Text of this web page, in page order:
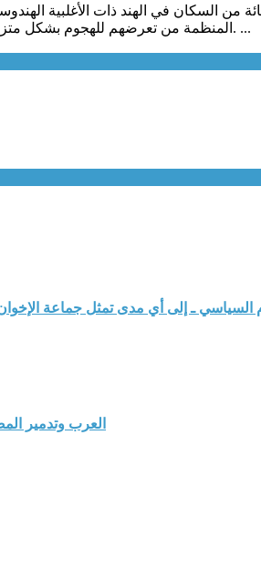
المنظمة من تعرضهم للهجوم بشكل متزايد مع تزايد نفوذ الحركة القومية الراديكالية، هندوتفا. ...
السياسي ـ إلى أي مدى تمثل جماعة
العرب وتدمير